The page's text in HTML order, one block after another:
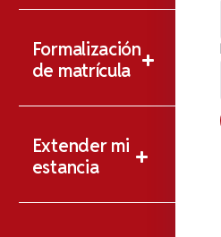
Formalización
de matrícula
Extender mi
estancia